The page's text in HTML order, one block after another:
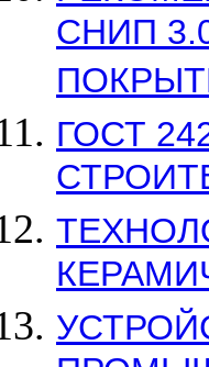
СНИП
ГОСТ